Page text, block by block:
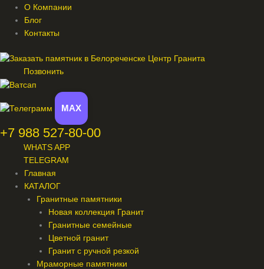
О Компании
Блог
Контакты
Позвонить
MAX
+7 988 527-80-00
WHATS APP
TELEGRAM
Главная
КАТАЛОГ
Гранитные памятники
Новая коллекция Гранит
Гранитные семейные
Цветной гранит
Гранит с ручной резкой
Мраморные памятники